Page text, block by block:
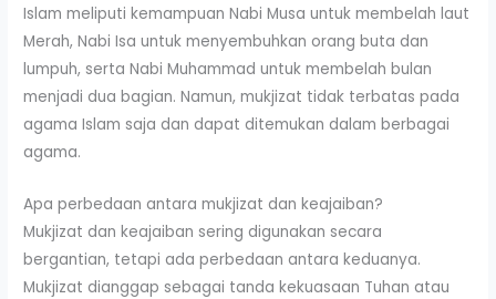
Islam meliputi kemampuan Nabi Musa untuk membelah laut
Merah, Nabi Isa untuk menyembuhkan orang buta dan
lumpuh, serta Nabi Muhammad untuk membelah bulan
menjadi dua bagian. Namun, mukjizat tidak terbatas pada
agama Islam saja dan dapat ditemukan dalam berbagai
agama.
Apa perbedaan antara mukjizat dan keajaiban?
Mukjizat dan keajaiban sering digunakan secara
bergantian, tetapi ada perbedaan antara keduanya.
Mukjizat dianggap sebagai tanda kekuasaan Tuhan atau